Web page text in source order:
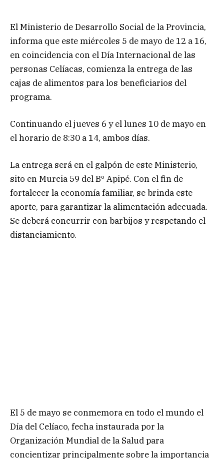
El Ministerio de Desarrollo Social de la Provincia,
informa que este miércoles 5 de mayo de 12 a 16,
en coincidencia con el Día Internacional de las
personas Celíacas, comienza la entrega de las
cajas de alimentos para los beneficiarios del
programa.
Continuando el jueves 6 y el lunes 10 de mayo en
el horario de 8:30 a 14, ambos días.
La entrega será en el galpón de este Ministerio,
sito en Murcia 59 del Bº Apipé. Con el fin de
fortalecer la economía familiar, se brinda este
aporte, para garantizar la alimentación adecuada.
Se deberá concurrir con barbijos y respetando el
distanciamiento.
El 5 de mayo se conmemora en todo el mundo el
Día del Celíaco, fecha instaurada por la
Organización Mundial de la Salud para
concientizar principalmente sobre la importancia